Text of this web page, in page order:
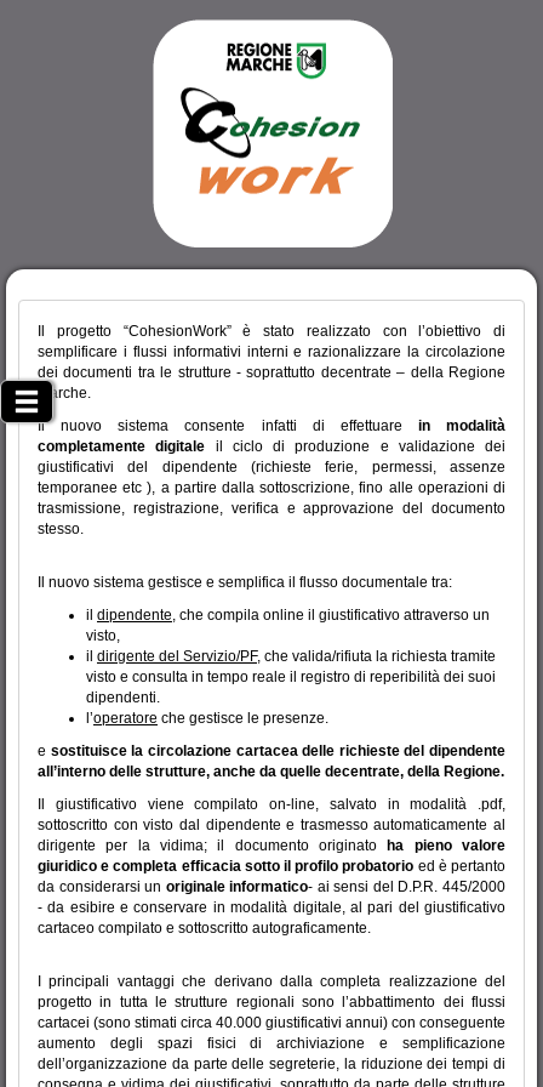
Il progetto “CohesionWork” è stato realizzato con l’obiettivo di
semplificare i flussi informativi interni e razionalizzare la circolazione
dei documenti tra le strutture - soprattutto decentrate – della Regione
Marche.
Il nuovo sistema consente infatti di effettuare in modalità
completamente digitale il ciclo di produzione e validazione dei
giustificativi del dipendente (richieste ferie, permessi, assenze
temporanee etc ), a partire dalla sottoscrizione, fino alle operazioni di
trasmissione, registrazione, verifica e approvazione del documento
stesso.
Il nuovo sistema gestisce e semplifica il flusso documentale tra:
il dipendente, che compila online il giustificativo attraverso un
visto,
il dirigente del Servizio/PF, che valida/rifiuta la richiesta tramite
visto e consulta in tempo reale il registro di reperibilità dei suoi
dipendenti.
l’operatore che gestisce le presenze.
e sostituisce la circolazione cartacea delle richieste del dipendente
all’interno delle strutture, anche da quelle decentrate, della Regione.
Il giustificativo viene compilato on-line, salvato in modalità .pdf,
sottoscritto con visto dal dipendente e trasmesso automaticamente al
dirigente per la vidima; il documento originato
ha pieno valore
giuridico e completa efficacia sotto il profilo probatorio ed è pertanto
da considerarsi un originale informatico- ai sensi del D.P.R. 445/2000
- da esibire e conservare in modalità digitale, al pari del giustificativo
cartaceo compilato e sottoscritto autograficamente.
I principali vantaggi che derivano dalla completa realizzazione del
progetto in tutta le strutture regionali sono l’abbattimento dei flussi
cartacei (sono stimati circa 40.000 giustificativi annui) con conseguente
aumento degli spazi fisici di archiviazione e semplificazione
dell’organizzazione da parte delle segreterie, la riduzione dei tempi di